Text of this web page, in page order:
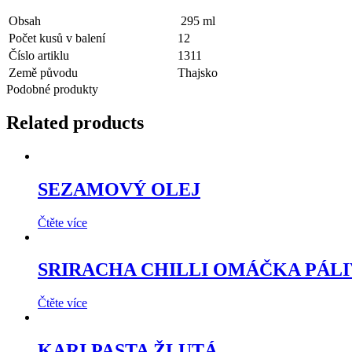
Obsah
295 ml
Počet kusů v balení
12
Číslo artiklu
1311
Země původu
Thajsko
Podobné produkty
Related products
SEZAMOVÝ OLEJ
Čtěte více
SRIRACHA CHILLI OMÁČKA
Čtěte více